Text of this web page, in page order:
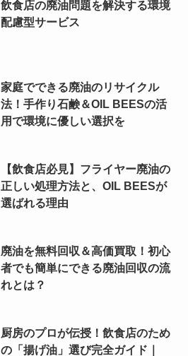
飲食店の廃油問題を解決する環境
配慮型サービス
家庭でできる廃油のリサイクル
法！手作り石鹸＆OIL BEESの活
用で環境に優しい選択を
【飲食店必見】フライヤー廃油の
正しい処理方法と、OIL BEESが
選ばれる理由
廃油を無料回収＆高価買取！初心
者でも簡単にできる廃油回収の流
れとは？
厨房のプロが伝授！飲食店のため
の「揚げ油」選び完全ガイド｜